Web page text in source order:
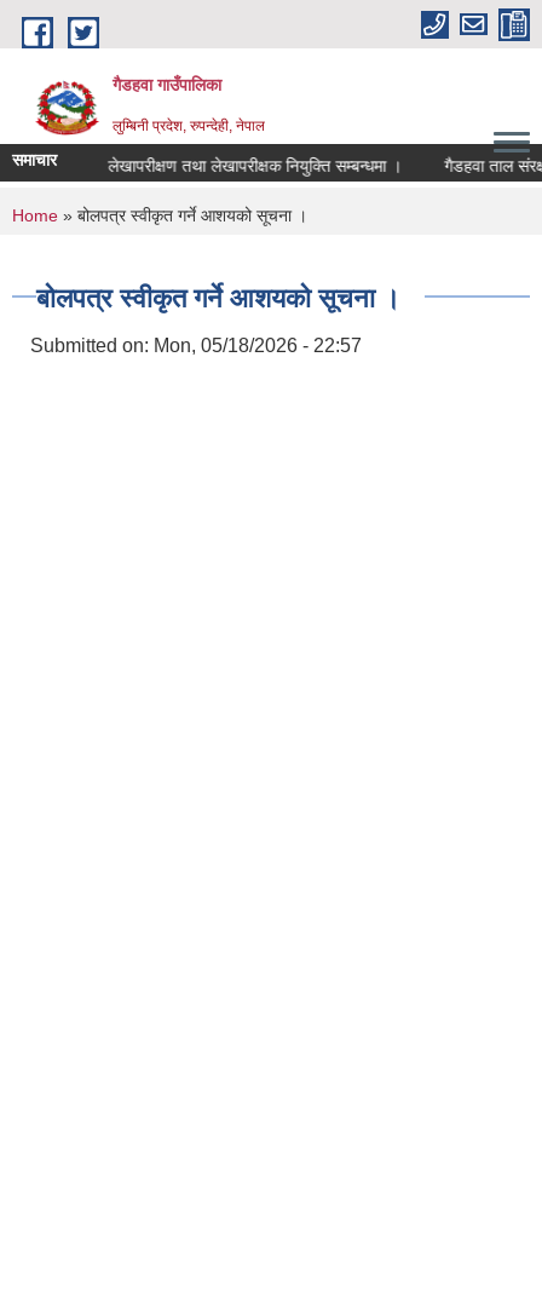
Skip to main content
गैडहवा गाउँपालिका
लुम्बिनी प्रदेश, रुपन्देही, नेपाल
समाचार
। लेखापरीक्षण तथा लेखापरीक्षक नियुक्ति सम्बन्धमा । गैडहवा ताल
You are here
Home » बोलपत्र स्वीकृत गर्ने आशयको सूचना ।
बोलपत्र स्वीकृत गर्ने आशयको सूचना ।
Submitted on: Mon, 05/18/2026 - 22:57